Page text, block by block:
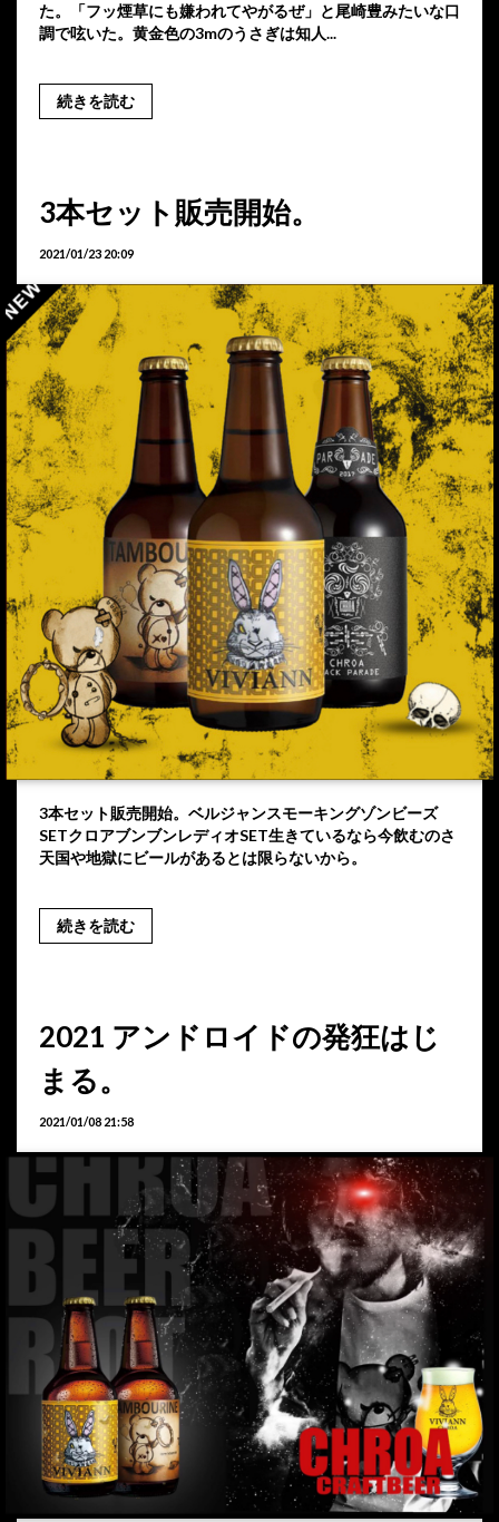
た。「フッ煙草にも嫌われてやがるぜ」と尾崎豊みたいな口
調で呟いた。黄金色の3mのうさぎは知人...
続きを読む
3本セット販売開始。
2021/01/23 20:09
3本セット販売開始。ベルジャンスモーキングゾンビーズ
SETクロアブンブンレディオSET生きているなら今飲むのさ
天国や地獄にビールがあるとは限らないから。
続きを読む
2021 アンドロイドの発狂はじ
まる。
2021/01/08 21:58